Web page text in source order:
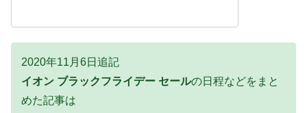
2020年11月6日追記
イオン ブラックフライデー セールの日程などをまと
めた記事は